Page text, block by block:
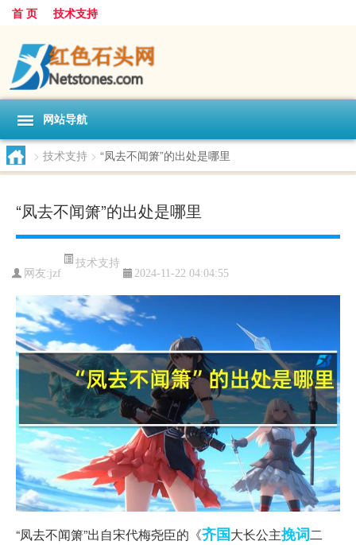
首 页 技术支持
网站导航
> 技术支持 > “凤去不闻箫”的出处是哪里
“凤去不闻箫”的出处是哪里
网友:jzf
技术支持
2024-11-22 04:04:55
“凤去不闻箫”出自宋代梅尧臣的《齐国大长公主挽词二